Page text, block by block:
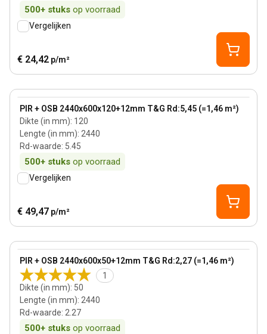
500+ stuks op voorraad
Vergelijken
€ 24,42 p/m²
PIR + OSB 2440x600x120+12mm T&G Rd:5,45 (=1,46 m²)
Dikte (in mm): 120
Lengte (in mm): 2440
Rd-waarde: 5.45
500+ stuks op voorraad
View product
Vergelijken
€ 49,47 p/m²
PIR + OSB 2440x600x50+12mm T&G Rd:2,27 (=1,46 m²)
1
Dikte (in mm): 50
Lengte (in mm): 2440
Rd-waarde: 2.27
500+ stuks op voorraad
View product